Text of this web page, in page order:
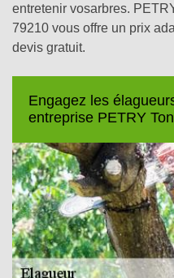
entretenir vosarbres.
79210 vous offre un prix
devis gratuit.
Engagez les
entreprise PETRY